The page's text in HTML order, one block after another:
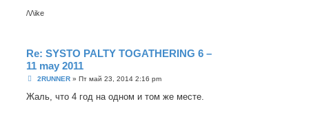
и
/\/\ike
Re: SYSTO PALTY TOGATHERING 6 –
11 may 2011
С
о
2RUNNER» Пт май 23, 2014 2:16 pm
Жаль, что 4 год на одном и том же месте.